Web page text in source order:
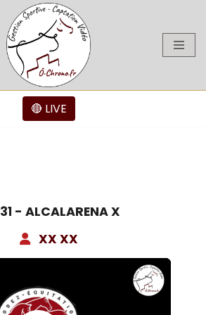
🔴 LIVE
31 - ALCALARENA X
XX XX